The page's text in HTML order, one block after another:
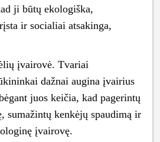
ji būtų ekologiška,
ir socialiai atsakinga,
įvairovė. Tvariai
dažnai augina įvairius
juos keičia, kad pagerintų
sumažintų kenkėjų spaudimą ir
įvairovę.